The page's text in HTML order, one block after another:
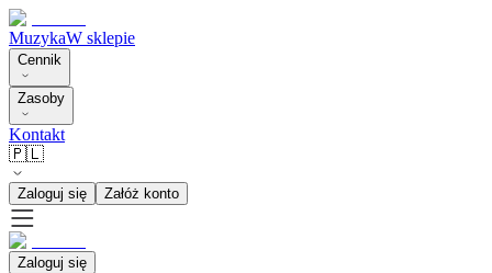
MuzykaW sklepie
Cennik
Zasoby
Kontakt
🇵🇱
Zaloguj się Załóż konto
Zaloguj się